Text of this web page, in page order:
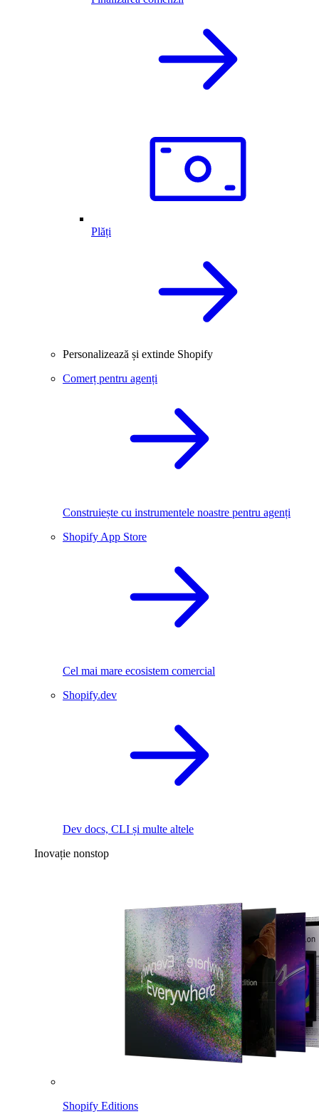
Plăți
Personalizează și extinde Shopify
Comerț pentru agenți
Construiește cu instrumentele noastre pentru agenți
Shopify App Store
Cel mai mare ecosistem comercial
Shopify.dev
Dev docs, CLI și multe altele
Inovație nonstop
Shopify Editions